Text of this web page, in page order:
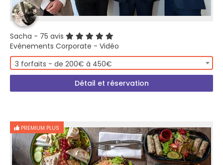
Sacha - 75 avis
Evénements Corporate - Vidéo
3 forfaits - de 200€ à 450€
Détail et réservation
PREMIUM PLUS